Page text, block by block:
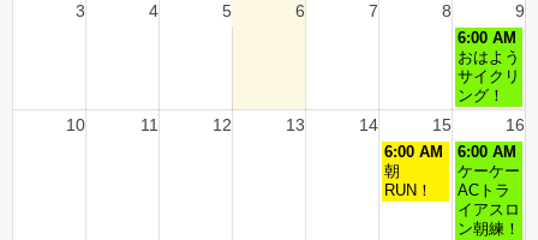
3 4 5 6 7 8 9
6:00 AM
おはよう
サイクリ
ング！
10 11 12 13 14 15 16
6:00 AM
朝
RUN！
6:00 AM
ケーケー
ACトラ
イアスロ
ン朝練！